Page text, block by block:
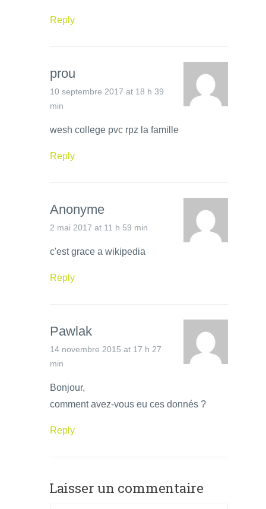
Reply
prou
10 septembre 2017 at 18 h 39
min
wesh college pvc rpz la famille
Reply
Anonyme
2 mai 2017 at 11 h 59 min
c'est grace a wikipedia
Reply
Pawlak
14 novembre 2015 at 17 h 27
min
Bonjour,
comment avez-vous eu ces donnés ?
Reply
Laisser un commentaire